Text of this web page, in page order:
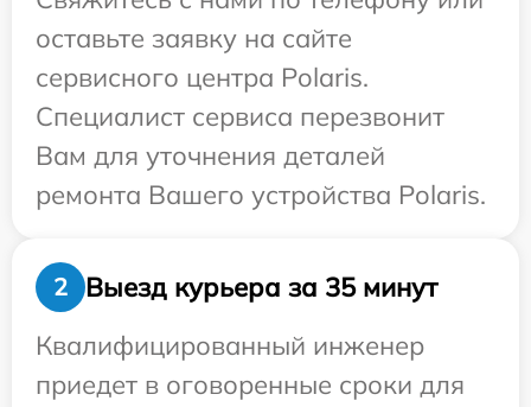
оставьте заявку на сайте
сервисного центра Polaris.
Специалист сервиса перезвонит
Вам для уточнения деталей
ремонта Вашего устройства Polaris.
2
Выезд курьера за 35 минут
Квалифицированный инженер
приедет в оговоренные сроки для